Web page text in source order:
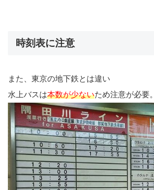
時刻表に注意
また、東京の地下鉄とは違い
水上バスは本数が少ないため注意が必要。